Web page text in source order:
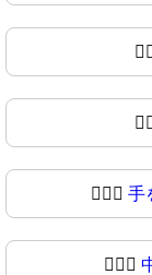
💁🏼‍♀️ 手
💁🏼‍♀